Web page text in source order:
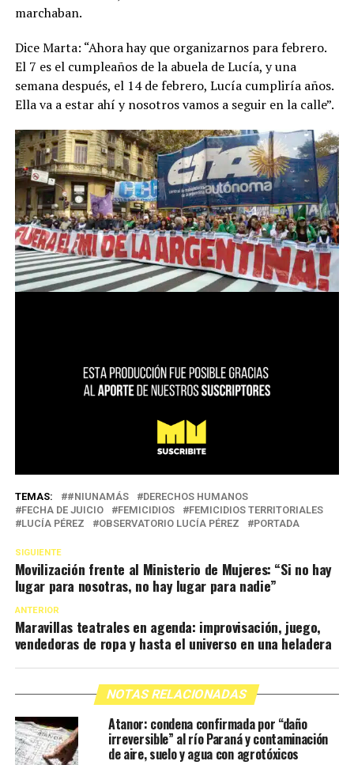
marchaban.
Dice Marta: “Ahora hay que organizarnos para febrero.
El 7 es el cumpleaños de la abuela de Lucía, y una
semana después, el 14 de febrero, Lucía cumpliría años.
Ella va a estar ahí y nosotros vamos a seguir en la calle”.
TEMAS: #NIUNAMÁS
DERECHOS HUMANOS
FECHA DE JUICIO
FEMICIDIOS
FEMICIDIOS TERRITORIALES
LUCÍA PÉREZ
OBSERVATORIO LUCÍA PÉREZ PORTADA
SIGUIENTE
Movilización frente al Ministerio de Mujeres: “Si no hay
lugar para nosotras, no hay lugar para nadie”
ANTERIOR
Maravillas teatrales en agenda: improvisación, juego,
vendedoras de ropa y hasta el universo en una heladera
NOTAS RELACIONADAS
Atanor: condena confirmada por “daño
irreversible” al río Paraná y contaminación
de aire, suelo y agua con agrotóxicos